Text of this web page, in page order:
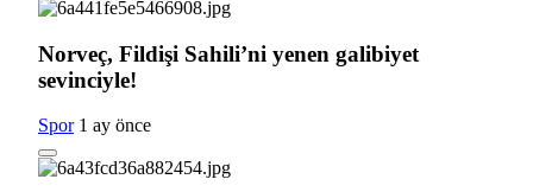
Norveç, Fildişi Sahili’ni yenen galibiyet
sevinciyle!
Spor 1 ay önce